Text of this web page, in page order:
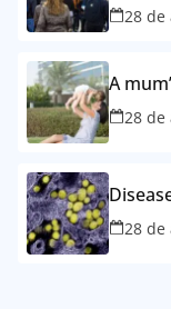
28 de
A
28 de
28 de